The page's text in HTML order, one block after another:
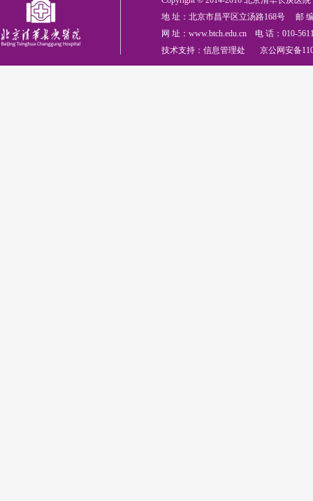
地 址：北京市昌平区立汤路168号 邮
网 址：www.btch.edu.cn 电 话：010-
技术支持：信息管理处 京公网安备